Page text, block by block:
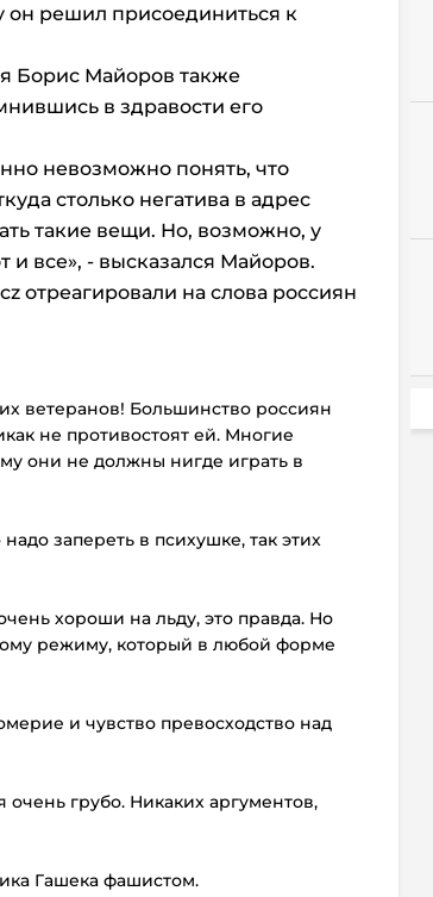
он решил присоединиться к
Борис Майоров также
в здравости его
невозможно понять, что
столько негатива в адрес
такие вещи. Но, возможно, у
и все», - высказался Майоров.
отреагировали на слова россиян
ветеранов! Большинство россиян
не противостоят ей. Многие
они не должны нигде играть в
запереть в психушке, так этих
хороши на льду, это правда. Но
режиму, который в любой форме
и чувство превосходство над
грубо. Никаких аргументов,
Гашека фашистом.